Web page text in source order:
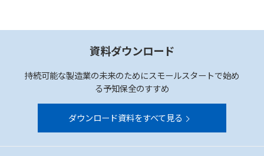
資料ダウンロード
持続可能な製造業の未来のためにスモールスタートで始め
る予知保全のすすめ
ダウンロード資料をすべて見る